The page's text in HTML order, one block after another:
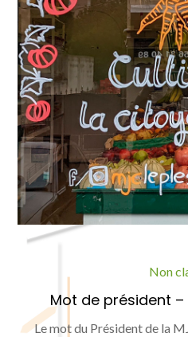
Non
Mot de président
Le mot du Président de la